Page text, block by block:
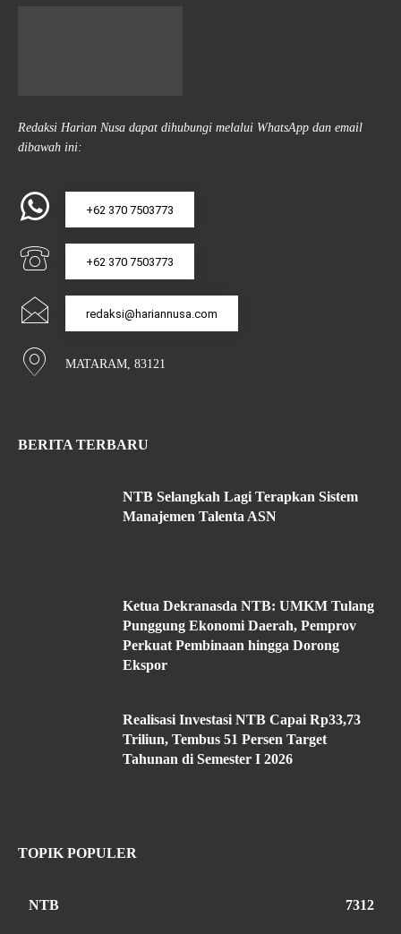
Redaksi Harian Nusa dapat dihubungi melalui WhatsApp dan email
dibawah ini:
+62 370 7503773
+62 370 7503773
redaksi@hariannusa.com
MATARAM, 83121
BERITA TERBARU
NTB Selangkah Lagi Terapkan Sistem
Manajemen Talenta ASN
Ketua Dekranasda NTB: UMKM Tulang
Punggung Ekonomi Daerah, Pemprov
Perkuat Pembinaan hingga Dorong
Ekspor
Realisasi Investasi NTB Capai Rp33,73
Triliun, Tembus 51 Persen Target
Tahunan di Semester I 2026
TOPIK POPULER
NTB 7312